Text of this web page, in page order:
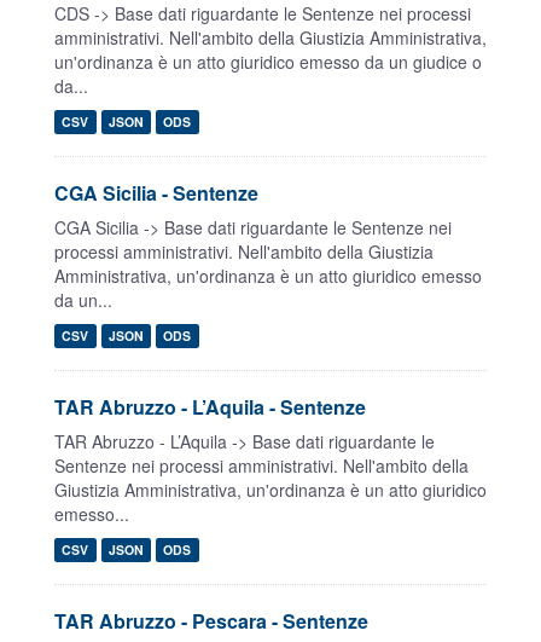
CDS -> Base dati riguardante le Sentenze nei processi
amministrativi. Nell'ambito della Giustizia Amministrativa,
un'ordinanza è un atto giuridico emesso da un giudice o
da...
CSV JSON ODS
CGA Sicilia - Sentenze
CGA Sicilia -> Base dati riguardante le Sentenze nei
processi amministrativi. Nell'ambito della Giustizia
Amministrativa, un'ordinanza è un atto giuridico emesso
da un...
CSV JSON ODS
TAR Abruzzo - L’Aquila - Sentenze
TAR Abruzzo - L’Aquila -> Base dati riguardante le
Sentenze nei processi amministrativi. Nell'ambito della
Giustizia Amministrativa, un'ordinanza è un atto giuridico
emesso...
CSV JSON ODS
TAR Abruzzo - Pescara - Sentenze